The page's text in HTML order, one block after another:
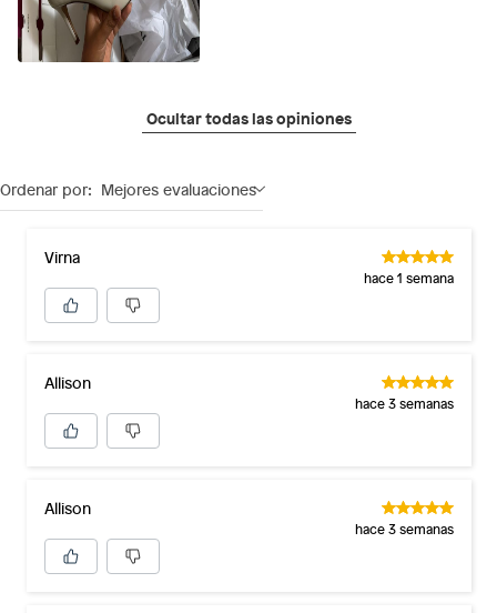
Ocultar todas las opiniones
Ordenar por: Mejores evaluaciones
Virna
hace 1 semana
Allison
hace 3 semanas
Allison
hace 3 semanas